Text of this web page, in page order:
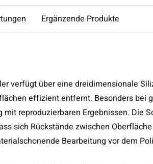
Ergänzende Produkte
verfügt über eine dreidimensionale
effizient entfernt. Besonders bei
reproduzierbaren Ergebnissen. Die
sich Rückstände zwischen
Bearbeitung vor dem